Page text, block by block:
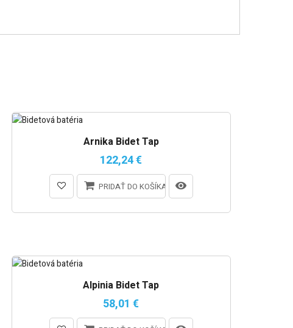
Arnika Bidet Tap
122,24 €
PRIDAŤ DO KOŠÍKA
Alpinia Bidet Tap
58,01 €